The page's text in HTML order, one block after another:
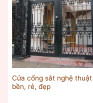
Cửa cổng sắt nghệ thuật
bền, rẻ, đẹp